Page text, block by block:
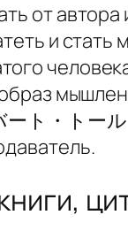
от
и
ト・トー